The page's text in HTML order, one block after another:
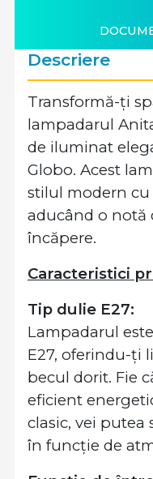
Descriere
Transformă-ți
lampadarul
de iluminat
Globo. Acest
stilul modern
aducând o notă
încăpere.
Caracteristici
Tip dulie E27:
Lampadarul
E27, oferindu-ți
becul dorit. Fie
eficient
clasic, vei putea
în funcție de